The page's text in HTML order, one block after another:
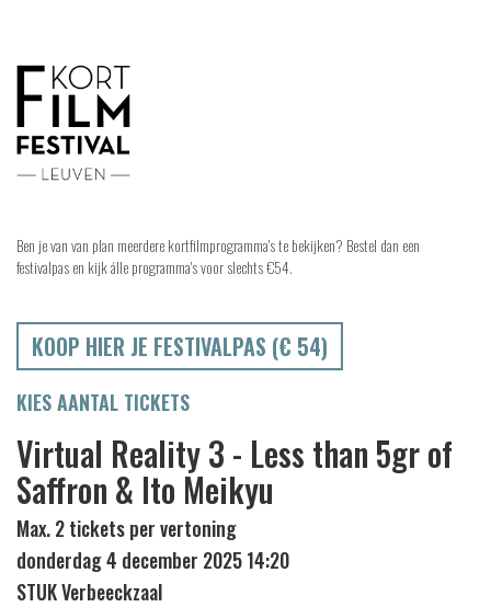
Ben je van van plan meerdere kortfilmprogramma's te bekijken? Bestel dan een
festivalpas en kijk álle programma's voor slechts €54.
KOOP HIER JE FESTIVALPAS (€ 54)
KIES AANTAL TICKETS
Virtual Reality 3 - Less than 5gr of
Saffron & Ito Meikyu
Max. 2 tickets per vertoning
donderdag 4 december 2025 14:20
STUK Verbeeckzaal